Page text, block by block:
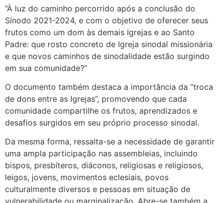
“À luz do caminho percorrido após a conclusão do
Sínodo 2021-2024, e com o objetivo de oferecer seus
frutos como um dom às demais Igrejas e ao Santo
Padre: que rosto concreto de Igreja sinodal missionária
e que novos caminhos de sinodalidade estão surgindo
em sua comunidade?”
O documento também destaca a importância da “troca
de dons entre as Igrejas”, promovendo que cada
comunidade compartilhe os frutos, aprendizados e
desafios surgidos em seu próprio processo sinodal.
Da mesma forma, ressalta-se a necessidade de garantir
uma ampla participação nas assembleias, incluindo
bispos, presbíteros, diáconos, religiosas e religiosos,
leigos, jovens, movimentos eclesiais, povos
culturalmente diversos e pessoas em situação de